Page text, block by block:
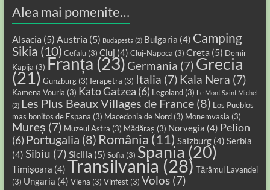
Alea mai pomenite…
Alsacia (5) Austria (5) Budapesta (2) Bulgaria (4) Camping
Sikia (10) Cefalu(3) Cluj (4) Cluj-Napoca (3) Creta (5) Demir
Kapija (3) Franța(23) Germania (7) Grecia
(21) Günzburg(3) Ierapetra (3) Italia (7) Kala Nera (7)
Kamena Vourla (3) Kato Gatzea (6) Legoland(3) Le Mont Saint Michel
(2) Les Plus Beaux Villages de France(8) Los Pueblos
mas bonitos de Espana (3) Macedonia de Nord(3) Monemvasia (3)
Mureș (7) Muzeul Astra (3) Mădăraș (3) Norvegia (4) Pelion
(6) Portugalia (8) România (11) Salzburg(4) Serbia
(4) Sibiu (7) Sicilia (5) Sofia (3) Spania (20)
Timișoara (4) Transilvania (28) Tărâmul Lavandei
(3) Ungaria (4) Viena (3) Vinfest(3) Volos(7)